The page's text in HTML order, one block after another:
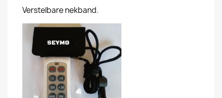
Verstelbare nekband.